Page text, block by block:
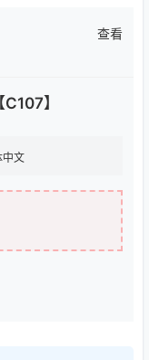
查看
】
中文